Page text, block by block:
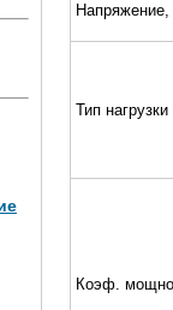
Тип нагрузки
Коэф.